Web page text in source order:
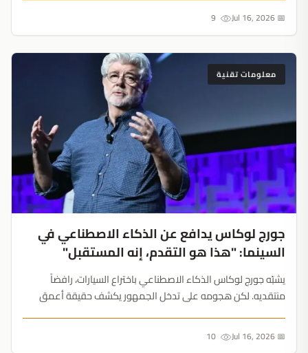
على الطريق....📅 Jul 16, 2026
معلومات تقنية
جورج لوكاس يدافع عن الذكاء الاصطناعي في
السينما: "هذا هو التقدم، إنه المستقبل"
يشبّه جورج لوكاس الذكاء الاصطناعي باختراع السيارات، رافضاً
منتقديه. لكن هجومه على تدخل الجمهور يكشف حقيقة أعمق
📅 Jul 16, 2026